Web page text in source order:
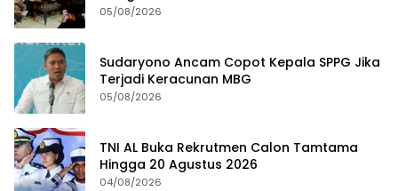
05/08/2026
Sudaryono Ancam Copot Kepala SPPG Jika
Terjadi Keracunan MBG
05/08/2026
TNI AL Buka Rekrutmen Calon Tamtama
Hingga 20 Agustus 2026
04/08/2026